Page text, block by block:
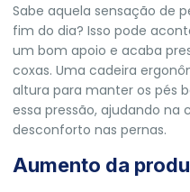
Sabe aquela sensação de
fim do dia? Isso pode
um bom apoio e acaba
coxas. Uma cadeira
altura para manter os pés
essa pressão, ajudando na
desconforto nas pernas.
Aumento da